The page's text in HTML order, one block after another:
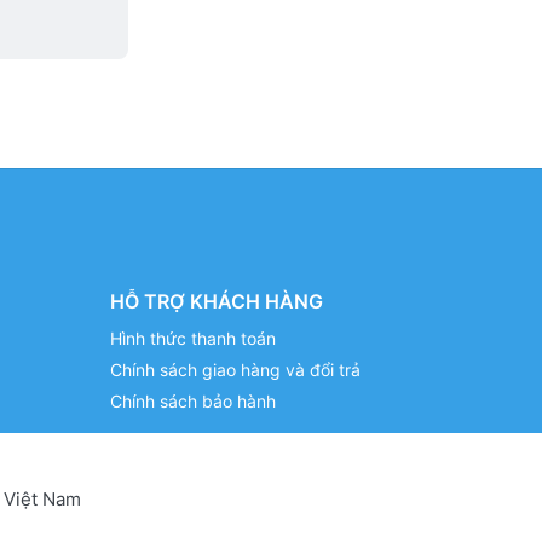
HỖ TRỢ KHÁCH HÀNG
Hình thức thanh toán
Chính sách giao hàng và đổi trả
Chính sách bảo hành
Nam